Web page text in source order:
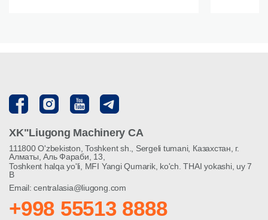
XK"Liugong Machinery CA
111800 O'zbekiston, Toshkent sh., Sergeli tumani, Казахстан, г.
Алматы, Аль Фараби, 13,
Toshkent halqa yo'li, MFI Yangi Qumarik, ko'ch. THAI yokashi, uy 7
B
Email: centralasia@liugong.com
+998 55513 8888